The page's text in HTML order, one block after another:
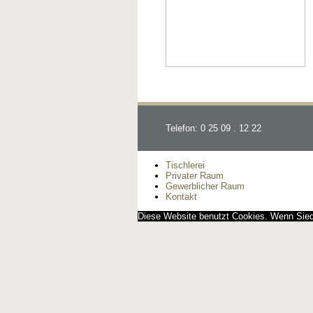
Telefon: 0 25 09 . 12 22
Tischlerei
Privater Raum
Gewerblicher Raum
Kontakt
Diese Website benutzt Cookies. Wenn